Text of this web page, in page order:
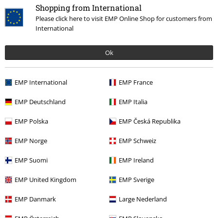
Shopping from International
Please click here to visit EMP Online Shop for customers from
International
Ok
EMP International EMP France
EMP Deutschland EMP Italia
EMP Polska EMP Česká Republika
EMP Norge EMP Schweiz
EMP Suomi EMP Ireland
EMP United Kingdom EMP Sverige
EMP Danmark Large Nederland
Musique Médias CDs
Alice Cooper
E-Mail Newsletter
Profitez d'une remise de 15 % en vous
abonnant maintenant !
Plus d'informations
J’accepte de recevoir la newsletter d’EMP et que mes données
régulièrement des infos sur ses produits. Mes données seront traitées